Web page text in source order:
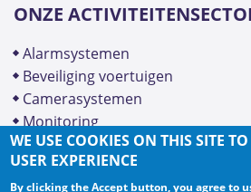
ONZE
alarmsystemen
beveiliging voertuigen
camerasystemen
monitoring
WE USE COOKIES ON THIS SITE
USER EXPERIENCE
By clicking the Accept button, you agree to